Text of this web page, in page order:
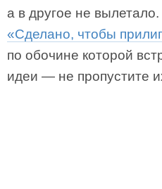
а в другое не
«Сделано, чтобы
по обочине которой
идеи — не пропустите